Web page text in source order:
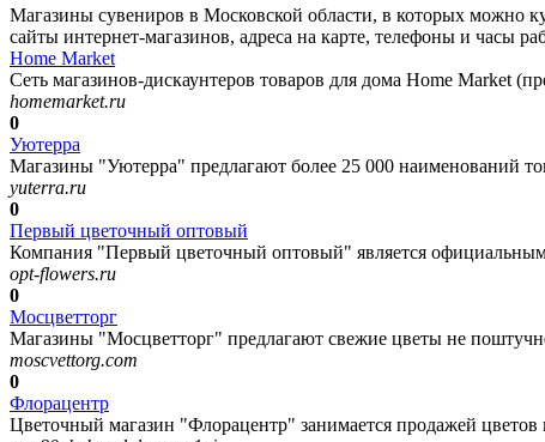
Магазины сувениров в Московской области, в которых можно
сайты интернет-магазинов, адреса на карте, телефоны и часы
Home Market
Сеть магазинов-дискаунтеров товаров для дома Home Market
homemarket.ru
0
Уютерра
Магазины "Уютерра" предлагают более 25 000 наименований
yuterra.ru
0
Первый цветочный оптовый
Компания "Первый цветочный оптовый" является
opt-flowers.ru
0
Мосцветторг
Магазины "Мосцветторг" предлагают свежие цветы не
moscvettorg.com
0
Флорацентр
Цветочный магазин "Флорацентр" занимается продажей